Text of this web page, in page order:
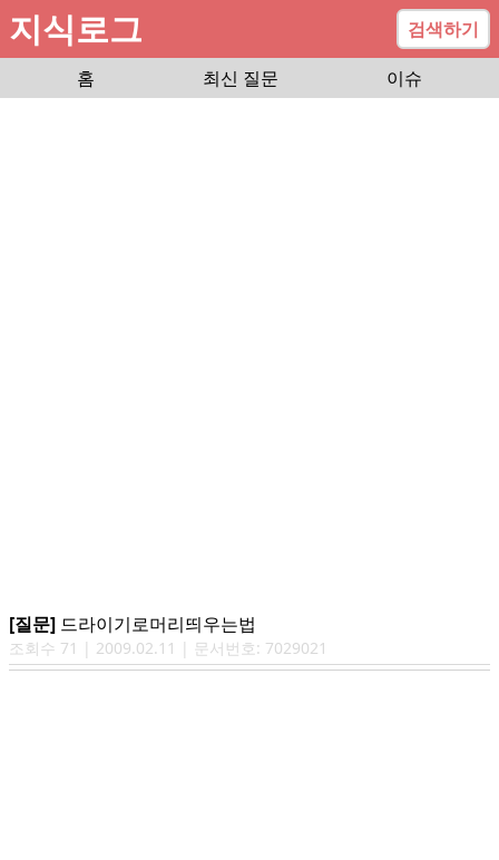
지식로그
검색하기
홈
최신 질문 이슈
[질문] 드라이기로머리띄우는법
조회수 71 | 2009.02.11 | 문서번호: 7029021